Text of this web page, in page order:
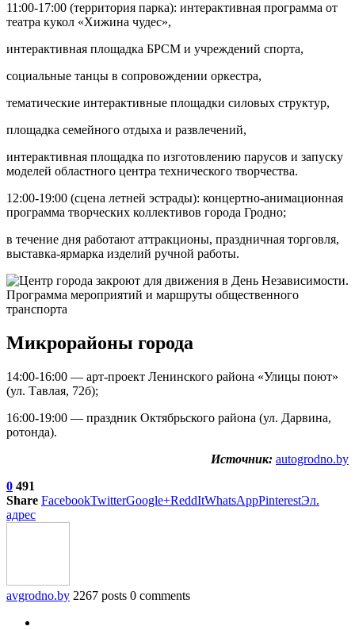
11:00-17:00 (территория парка): интерактивная программа от
театра кукол «Хижина чудес»,
интерактивная площадка БРСМ и учреждений спорта,
социальные танцы в сопровождении оркестра,
тематические интерактивные площадки силовых структур,
площадка семейного отдыха и развлечений,
интерактивная площадка по изготовлению парусов и запуску
моделей областного центра технического творчества.
12:00-19:00 (сцена летней эстрады): концертно-анимационная
программа творческих коллективов города Гродно;
в течение дня работают аттракционы, праздничная торговля,
выставка-ярмарка изделий ручной работы.
Микрорайоны города
14:00-16:00 — арт-проект Ленинского района «Улицы поют»
(ул. Тавлая, 72б);
16:00-19:00 — праздник Октябрьского района (ул. Дарвина,
ротонда).
Источник: autogrodno.by
0 491
Share FacebookTwitterGoogle+ReddItWhatsAppPinterestЭл.
адрес
avgrodno.by 2267 posts 0 comments